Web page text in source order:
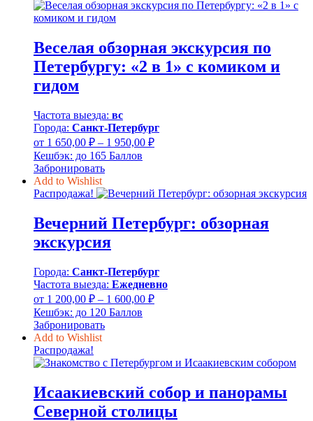
Веселая обзорная экскурсия по
Петербургу: «2 в 1» с комиком и
гидом
Частота выезда: вс
Города: Санкт-Петербург
от 1 650,00 ₽ – 1 950,00 ₽Диапазон
–
950,00 ₽
Кешбэк: до 165 Баллов
Забронировать
Add to Wishlist
Распродажа!
Вечерний Петербург: обзорная
экскурсия
Города: Санкт-Петербург
Частота выезда: Ежедневно
от 1 200,00 ₽ – 1 600,00 ₽Диапазон
1
Кешбэк: до 120 Баллов
Забронировать
Add to Wishlist
Распродажа!
Исаакиевский собор и панорамы
Северной столицы